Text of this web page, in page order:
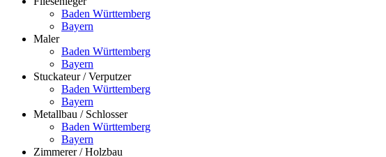
Baden Württemberg
Bayern
Maler
Baden Württemberg
Bayern
Stuckateur / Verputzer
Baden Württemberg
Bayern
Metallbau / Schlosser
Baden Württemberg
Bayern
Zimmerer / Holzbau